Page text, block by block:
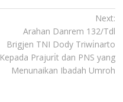
Next:
Arahan Danrem 132/Tdl
Brigjen TNI Dody Triwi̇narto
Kepada Prajuri̇t dan PNS yang
Menunaikan Ibadah Umroh